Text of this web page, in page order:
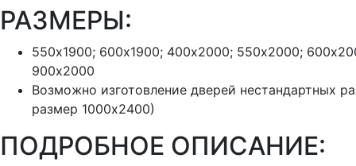
РАЗМЕРЫ:
550х1900; 600х1900; 400х2000; 550х2000;
900х2000
Возможно изготовление дверей нестандартных
размер 1000х2400)
ПОДРОБНОЕ ОПИСАНИЕ: